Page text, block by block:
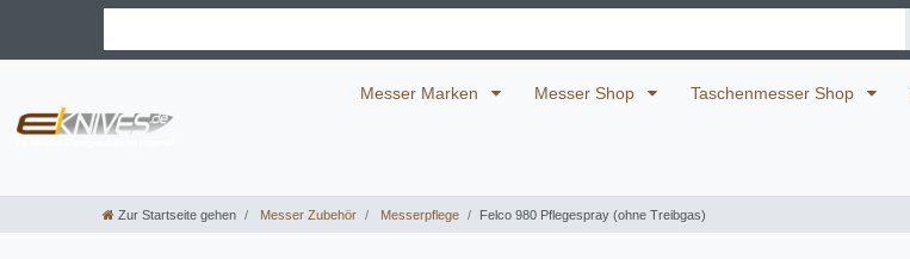
Messer Marken Messer Shop Taschenmesser Shop
Zur Startseite gehen Messer Zubehör Messerpflege Felco 980 Pflegespray (ohne Treibgas)